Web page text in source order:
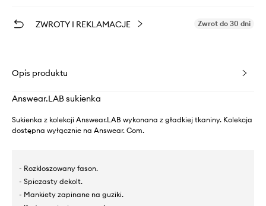
ZWROTY I REKLAMACJE Zwrot do 30 dni
Opis produktu
Answear.LAB sukienka
Sukienka z kolekcji Answear.LAB wykonana z gładkiej tkaniny. Kolekcja
dostępna wyłącznie na Answear. Com.
- Rozkloszowany fason.
- Spiczasty dekolt.
- Mankiety zapinane na guziki.